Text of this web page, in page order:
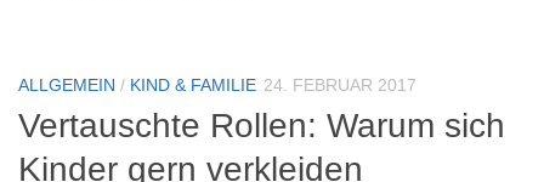
ALLGEMEIN / KIND & FAMILIE 24. FEBRUAR 2017
Vertauschte Rollen: Warum sich
Kinder gern verkleiden